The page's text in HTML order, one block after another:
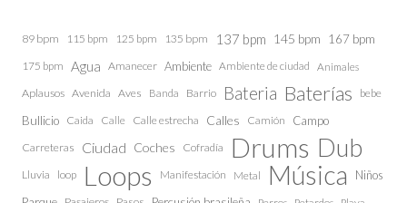
89 bpm 115 bpm 125 bpm 135 bpm 137 bpm 145 bpm 167 bpm
175 bpm Agua Amanecer Ambiente Ambiente de ciudad Animales
Aplausos Avenida Aves Banda Barrio Bateria Baterías bebe
Bullicio Caida Calle Calle estrecha Calles Camión Campo
Carreteras Ciudad Coches Cofradía Drums Dub
Lluvia loop Loops Manifestación Metal Música
Niños